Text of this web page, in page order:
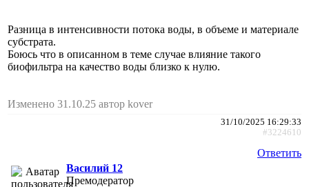
Разница в интенсивности потока воды, в объеме и материале
субстрата.
Боюсь что в описанном в теме случае влияние такого
биофильтра на качество воды близко к нулю.
Изменено 31.10.25 автор kover
31/10/2025 16:29:33
#3224610
Ответить
Василий 12
Премодератор